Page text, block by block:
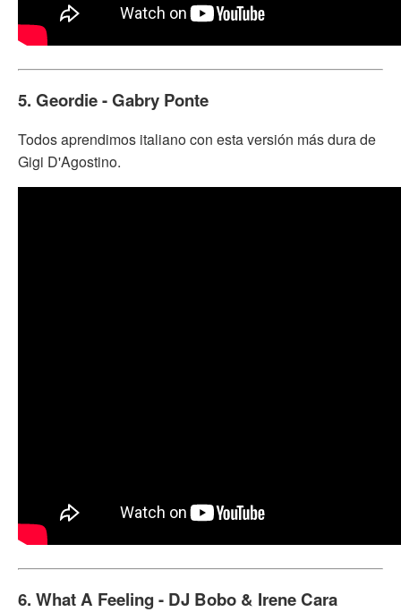
5. Geordie - Gabry Ponte
Todos aprendimos italiano con esta versión más dura de
Gigi D'Agostino.
6. What A Feeling - DJ Bobo & Irene Cara